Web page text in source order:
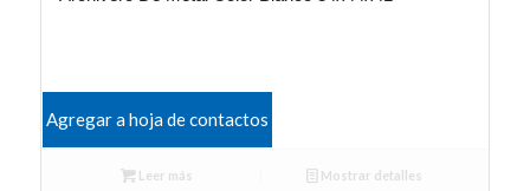
Agregar a hoja de contactos
Leer más Mostrar detalles